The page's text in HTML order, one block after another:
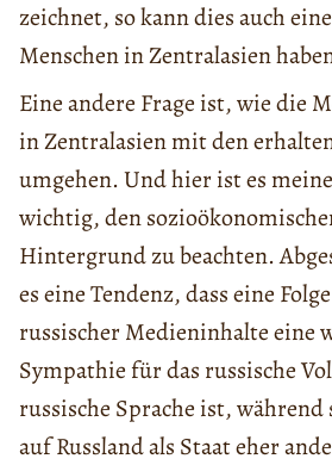
zeichnet, so kann dies auch
Menschen in Zentralasien
Eine andere Frage ist, wie die
in Zentralasien mit den
umgehen. Und hier ist es
wichtig, den
Hintergrund zu beachten.
es eine Tendenz, dass eine
russischer Medieninhalte eine
Sympathie für das russische
russische Sprache ist, während
auf Russland als Staat eher